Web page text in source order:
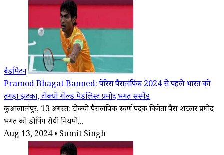
बैडमिंटन
Pramod Bhagat Banned: पेरिस पैरालंपिक 2024 से पहले भारत को
तगड़ा झटका, टोक्यो गोल्ड मेडलिस्ट प्रमोद भगत सस्पेंड
कुआलालंपुर, 13 अगस्त: टोक्यो पैरालंपिक स्वर्ण पदक विजेता पैरा-शटलर प्रमोद
भगत को डोपिंग रोधी नियमों...
Aug 13, 2024 • Sumit Singh